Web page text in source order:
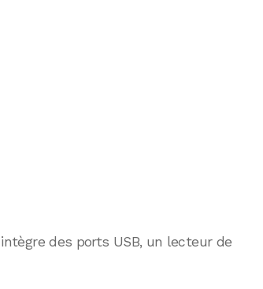
des ports USB, un lecteur de